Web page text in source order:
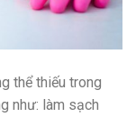
thể thiếu trong
như: làm sạch